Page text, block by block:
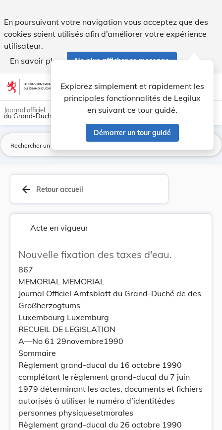
En poursuivant votre navigation vous acceptez que des
cookies soient utilisés afin d’améliorer votre expérience
utilisateur.
En savoir plus
Ne plus afficher ce message
Aller au contenu account_circle help Aide
Explorez simplement et rapidement les
principales fonctionnalités de Legilux
en suivant ce tour guidé.
Démarrer un tour guidé
light_mode dark_mode
Journal officiel
du Grand-Duché de Luxembourg
arrow_back Retour accueil
Acte en vigueur
Nouvelle fixation des taxes d'eau.
867
MEMORIAL MEMORIAL
Journal Officiel Amtsblatt du Grand-Duché de des
Großherzogtums
Luxembourg Luxemburg
RECUEIL DE LEGISLATION
A—No 61 29novembre1990
Sommaire
Règlement grand-ducal du 16 octobre 1990
complétant le règlement grand-ducal du 7 juin
1979 déterminant les actes, documents et fichiers
autorisés à utiliser le numéro d’identitédes
personnes physiquesetmorales
Règlement grand-ducal du 26 octobre 1990